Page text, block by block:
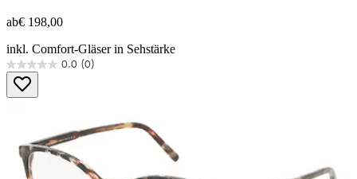
ab€ 198,00
inkl. Comfort-Gläser in Sehstärke
0.0 (0)
0.0
von
5